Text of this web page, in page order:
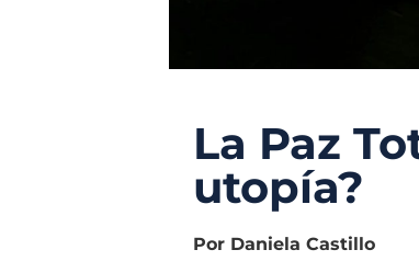
La Paz
utopía?
Por Daniela Castillo